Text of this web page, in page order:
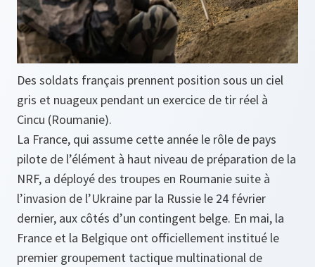
Des soldats français prennent position sous un ciel
gris et nuageux pendant un exercice de tir réel à
Cincu (Roumanie).
La France, qui assume cette année le rôle de pays
pilote de l’élément à haut niveau de préparation de la
NRF, a déployé des troupes en Roumanie suite à
l’invasion de l’Ukraine par la Russie le 24 février
dernier, aux côtés d’un contingent belge. En mai, la
France et la Belgique ont officiellement institué le
premier groupement tactique multinational de